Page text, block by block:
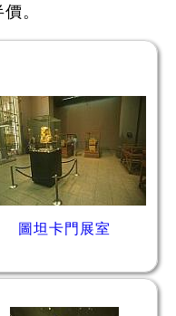
。
圖坦卡門展室